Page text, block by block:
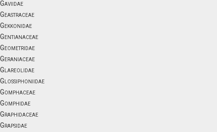
Gaviidae
Geastraceae
Gekkonidae
Gentianaceae
Geometridae
Geraniaceae
Glareolidae
Glossiphoniidae
Gomphaceae
Gomphidae
Graphidaceae
Grapsidae